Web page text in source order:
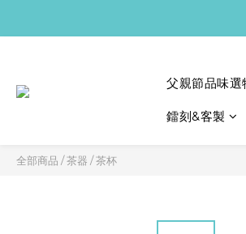
父親節品味選
鐳刻&客製
全部商品 /茶器 /茶杯